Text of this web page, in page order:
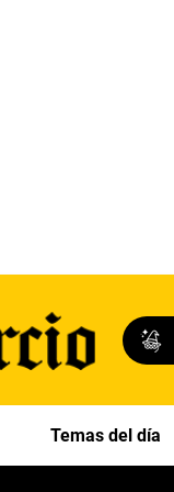
Temas del día